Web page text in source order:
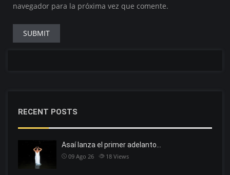
navegador para la próxima vez que comente.
RECENT POSTS
Asaí lanza el primer adelanto…
09 Ago 26 18 Views